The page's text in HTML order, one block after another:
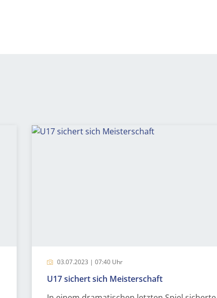
03.07.2023 | 07:40 Uhr
U17 sichert sich Meisterschaft